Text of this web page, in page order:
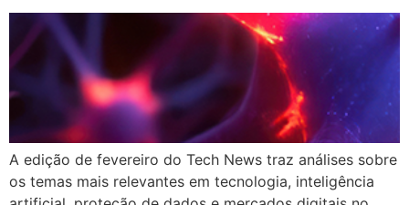
A edição de fevereiro do Tech News traz análises sobre
os temas mais relevantes em tecnologia, inteligência